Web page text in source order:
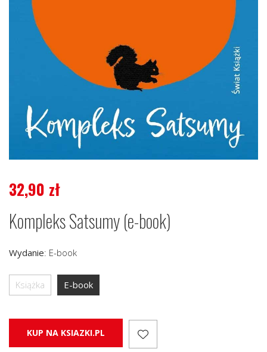
32,90 zł
Kompleks Satsumy (e-book)
Wydanie: E-book
Książka E-book
KUP NA KSIAZKI.PL